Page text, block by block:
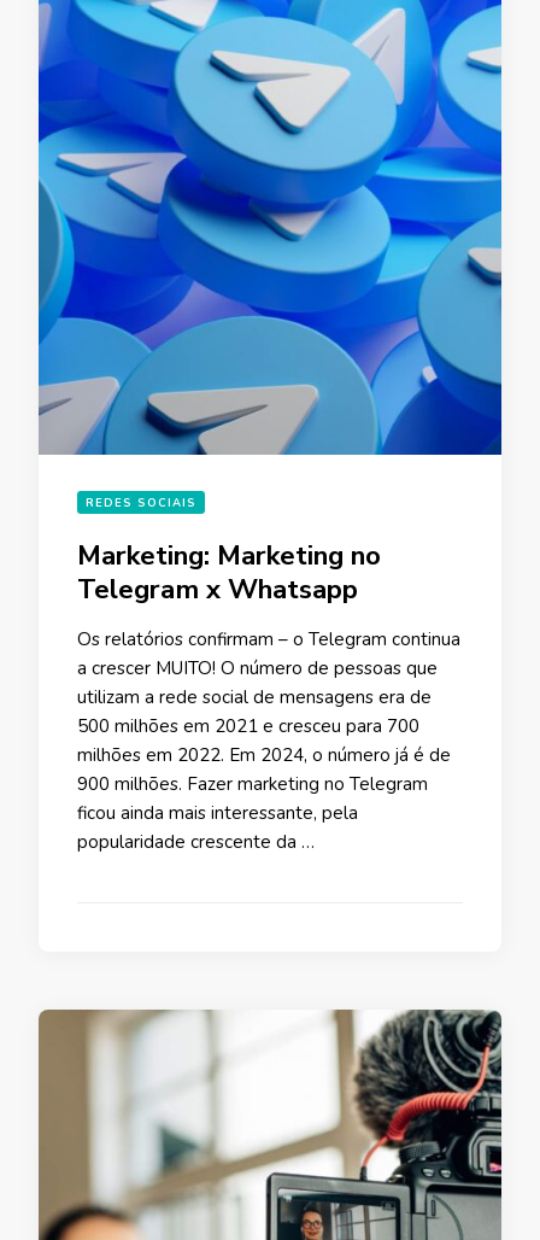
REDES SOCIAIS
Marketing: Marketing no
Telegram x Whatsapp
Os relatórios confirmam – o Telegram continua
a crescer MUITO! O número de pessoas que
utilizam a rede social de mensagens era de
500 milhões em 2021 e cresceu para 700
milhões em 2022. Em 2024, o número já é de
900 milhões. Fazer marketing no Telegram
ficou ainda mais interessante, pela
popularidade crescente da …